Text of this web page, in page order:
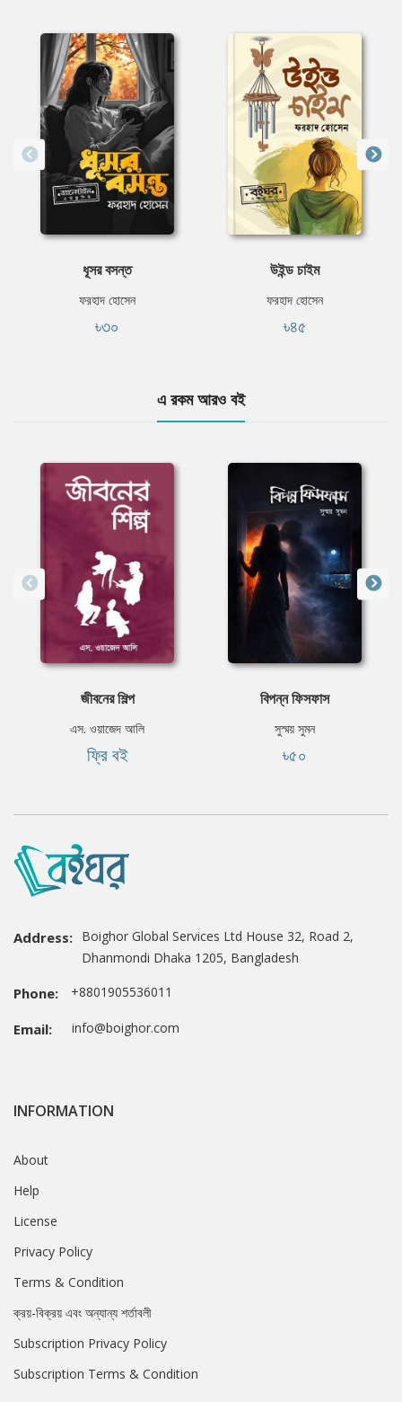
ধূসর বসন্ত
ফরহাদ হোসেন
৳৩০
উইন্ড চাইম
ফরহাদ হোসেন
৳৪৫
এ রকম আরও বই
জীবনের শিল্প
এস. ওয়াজেদ আলি
ফ্রি বই
বিপন্ন ফিসফাস
সুস্ময় সুমন
৳৫০
Address: Boighor Global Services Ltd House 32, Road 2,
Dhanmondi Dhaka 1205, Bangladesh
Phone: +8801905536011
Email: info@boighor.com
INFORMATION
About
Help
License
Privacy Policy
Terms & Condition
ক্রয়-বিক্রয় এবং অন্যান্য শর্তাবলী
Subscription Privacy Policy
Subscription Terms & Condition